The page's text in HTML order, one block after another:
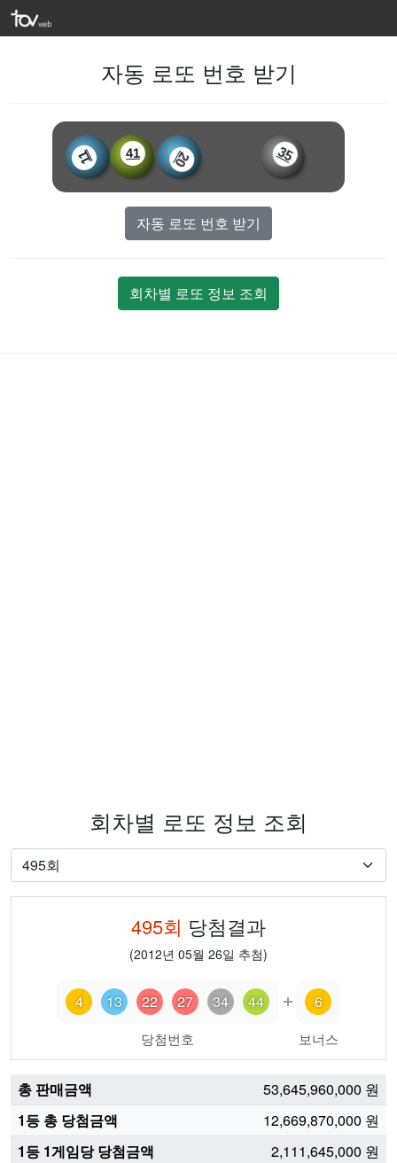
자동 로또 번호 받기
11 41 20
자동 로또 번호 받기
회차별 로또 정보 조회
회차별 로또 정보 조회
495회 당첨결과
(2012년 05월 26일 추첨)
당첨번호
4 13 22 27 34 44
보너스
6
총 판매금액 53,645,960,000 원
1등 총 당첨금액
12,669,870,000 원
1등 1게임당 당첨금액
2,111,645,000 원